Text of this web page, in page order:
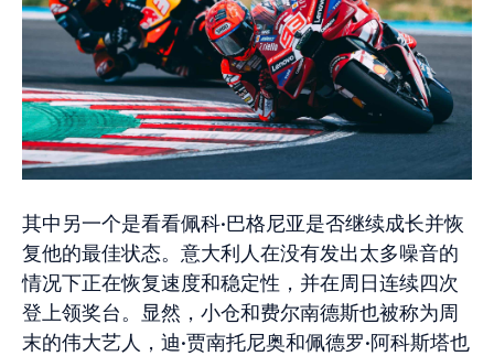
其中另一个是看看佩科·巴格尼亚是否继续成长并恢
复他的最佳状态。意大利人在没有发出太多噪音的
情况下正在恢复速度和稳定性，并在周日连续四次
登上领奖台。显然，小仓和费尔南德斯也被称为周
末的伟大艺人，迪·贾南托尼奥和佩德罗·阿科斯塔也